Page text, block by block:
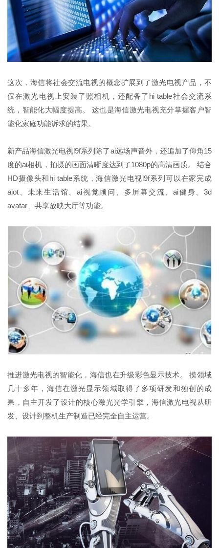
这次，海信将社会交流电视的概念扩展到了激光电视产品，不
仅在激光电视上安装了照相机，还配备了hi table社会交流系
统，智能化大幅度提高。 这也是海信激光电视充分掌握客户智
能化家庭功能诉求的结果。
新产品海信激光电视l9f系列除了ai远场声音外，还追加了仰角15
度的ai相机，拍摄的画面清晰度达到了1080p的高清画质。 结合
HD摄像头和hi table系统，海信激光电视l9f系列可以在家完成
aiot、未来生活馆、ai视觉顾问、多屏幕交流、ai健身、3d
avatar、共享放映大厅等功能。
推进激光电视的智能化，海信也在升级彩色显示技术。 摸领域
几十多年，海信在激光显示领域取得了多项研发和独创的成
果，自主开发了设计的核心激光光学引擎，海信激光电视从研
发、设计到整机生产制造已经完全自主运营。